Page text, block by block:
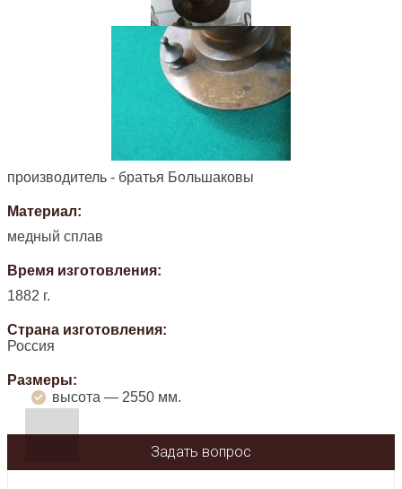
производитель - братья Большаковы
Материал:
медный сплав
Время изготовления:
1882 г.
Страна изготовления:
Россия
Размеры:
высота — 2550 мм.
Задать вопрос